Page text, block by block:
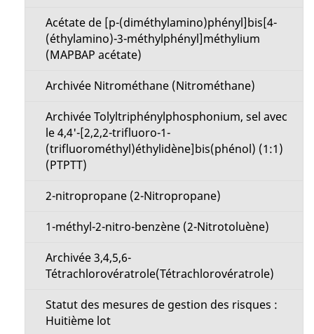
Acétate de [p-(diméthylamino)phényl]bis[4-
(éthylamino)-3-méthylphényl]méthylium
(MAPBAP acétate)
Archivée Nitrométhane (Nitrométhane)
Archivée Tolyltriphénylphosphonium, sel avec
le 4,4'-[2,2,2-trifluoro-1-
(trifluorométhyl)éthylidène]bis(phénol) (1:1)
(PTPTT)
2-nitropropane (2-Nitropropane)
1-méthyl-2-nitro-benzène (2-Nitrotoluène)
Archivée 3,4,5,6-
Tétrachlorovératrole(Tétrachlorovératrole)
Statut des mesures de gestion des risques :
Huitième lot